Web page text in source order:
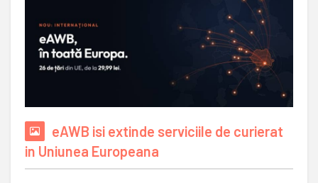
eAWB isi extinde serviciile de curierat
in Uniunea Europeana